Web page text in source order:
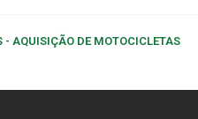
- AQUISIÇÃO DE MOTOCICLETAS